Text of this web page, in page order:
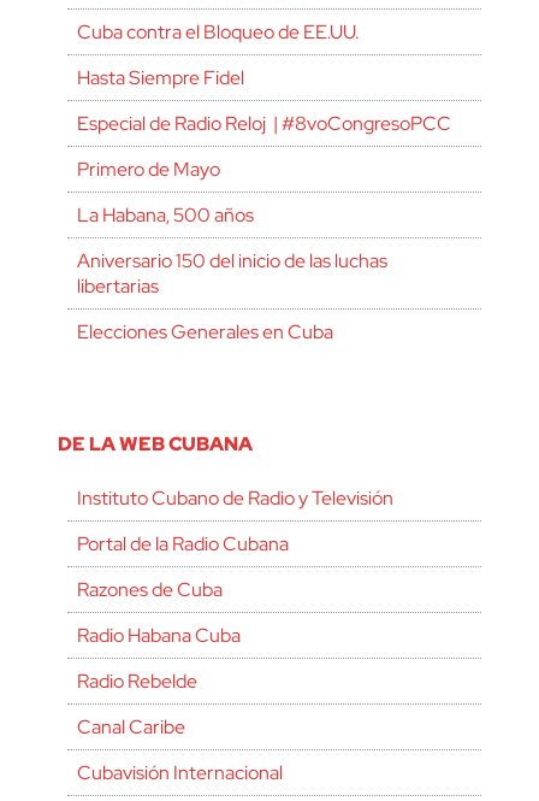
Cuba contra el Bloqueo de EE.UU.
Hasta Siempre Fidel
Especial de Radio Reloj | #8voCongresoPCC
Primero de Mayo
La Habana, 500 años
Aniversario 150 del inicio de las luchas
libertarias
Elecciones Generales en Cuba
DE LA WEB CUBANA
Instituto Cubano de Radio y Televisión
Portal de la Radio Cubana
Razones de Cuba
Radio Habana Cuba
Radio Rebelde
Canal Caribe
Cubavisión Internacional